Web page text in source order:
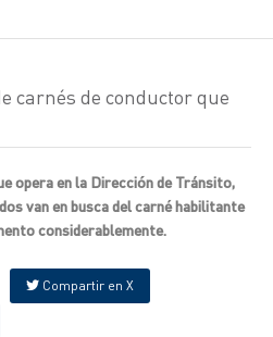
carnés de conductor que
opera en la Dirección de Tránsito,
van en busca del carné habilitante
considerablemente.
Compartir en X